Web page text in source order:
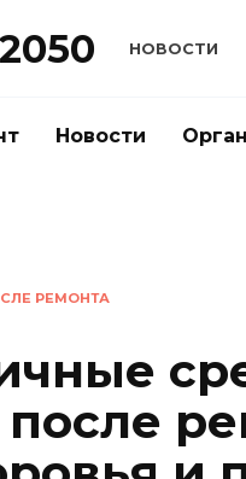
НОВОСТИ
Новости
РЕМОНТА